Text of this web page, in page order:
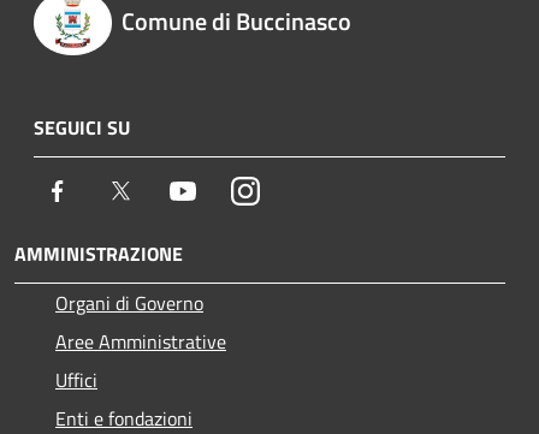
Comune di Buccinasco
SEGUICI SU
Facebook Twitter YoutubeInstagram
AMMINISTRAZIONE
Organi di Governo
Aree Amministrative
Uffici
Enti e fondazioni